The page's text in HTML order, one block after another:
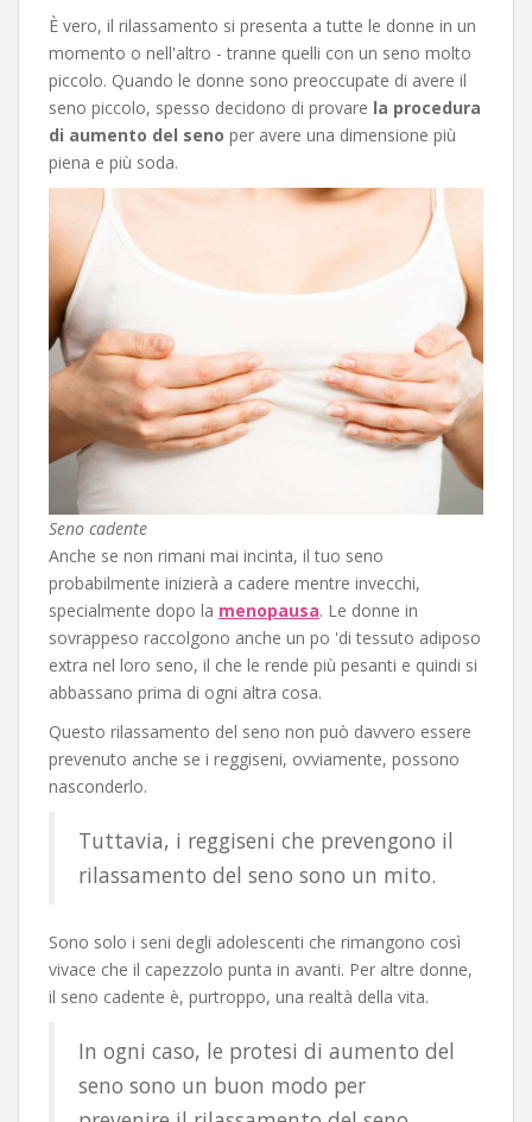
È vero, il rilassamento si presenta a tutte le donne in un
momento o nell'altro - tranne quelli con un seno molto
piccolo. Quando le donne sono preoccupate di avere il
seno piccolo, spesso decidono di provare la procedura
di aumento del seno per avere una dimensione più
piena e più soda.
Seno cadente
Anche se non rimani mai incinta, il tuo seno
probabilmente inizierà a cadere mentre invecchi,
specialmente dopo la menopausa. Le donne in
sovrappeso raccolgono anche un po 'di tessuto adiposo
extra nel loro seno, il che le rende più pesanti e quindi si
abbassano prima di ogni altra cosa.
Questo rilassamento del seno non può davvero essere
prevenuto anche se i reggiseni, ovviamente, possono
nasconderlo.
Tuttavia, i reggiseni che prevengono il
rilassamento del seno sono un mito.
Sono solo i seni degli adolescenti che rimangono così
vivace che il capezzolo punta in avanti. Per altre donne,
il seno cadente è, purtroppo, una realtà della vita.
In ogni caso, le protesi di aumento del
seno sono un buon modo per